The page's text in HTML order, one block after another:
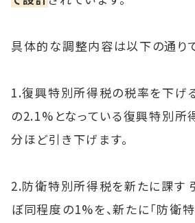
具体的な調整内容は以下の通りで
1.復興特別所得税の税率を下げ
の2.1%となっている復興特別所
分ほど引き下げます。
2.防衛特別所得税を新たに課す
ぼ同程度の1%を、新たに「防衛